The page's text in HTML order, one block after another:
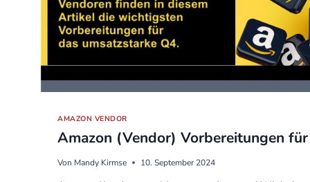
AMAZON VENDOR
Amazon (Vendor) Vorbereitungen
Von Mandy Kirmse 10. September 2024